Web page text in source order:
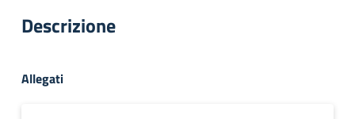
Descrizione
Allegati